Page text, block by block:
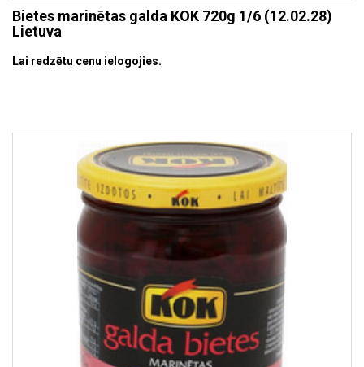
Bietes marinētas galda KOK 720g 1/6 (12.02.28)
Lietuva
Lai redzētu cenu ielogojies.